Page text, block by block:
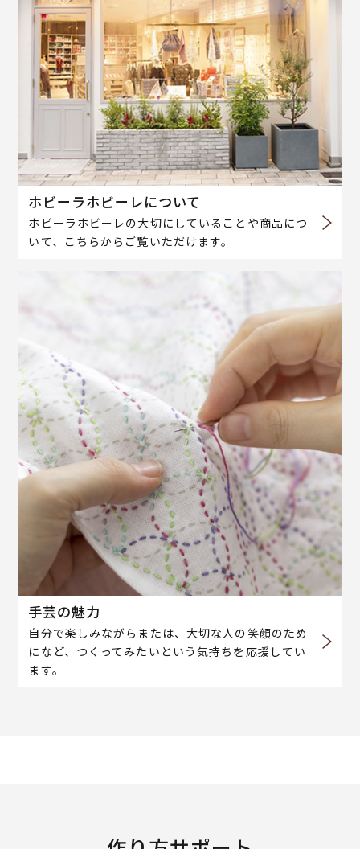
ホビーラホビーレについて
ホビーラホビーレの大切にしていることや商品につ
いて、こちらからご覧いただけます。
手芸の魅力
自分で楽しみながらまたは、大切な人の笑顔のため
になど、つくってみたいという気持ちを応援してい
ます。